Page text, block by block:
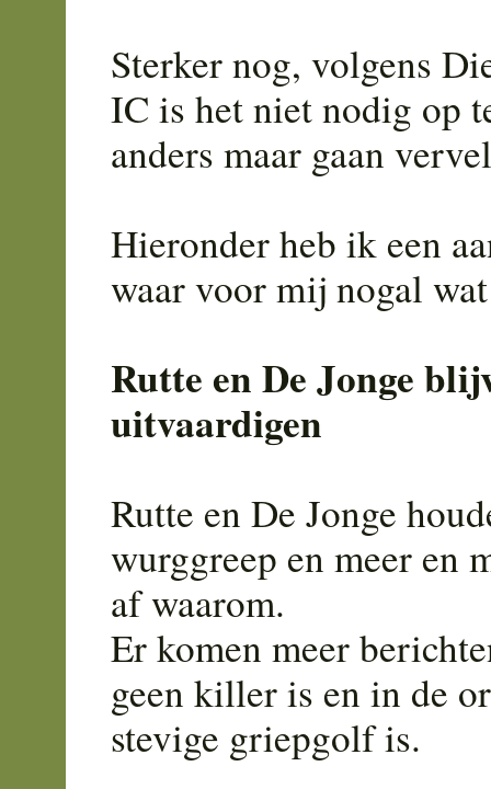
Sterker nog, volgens
IC is het niet nodig op
anders maar gaan
Hieronder heb ik een
waar voor mij nogal
Rutte en De Jonge
uitvaardigen
Rutte en De Jonge
wurggreep en meer en
af waarom.
Er komen meer
geen killer is en in de
stevige griepgolf is.